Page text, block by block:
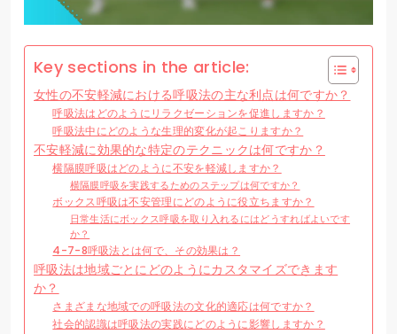
Key sections in the article:
女性の不安軽減における呼吸法の主な利点は何ですか？
呼吸法はどのようにリラクゼーションを促進しますか？
呼吸法中にどのような生理的変化が起こりますか？
不安軽減に効果的な特定のテクニックは何ですか？
横隔膜呼吸はどのように不安を軽減しますか？
横隔膜呼吸を実践するためのステップは何ですか？
ボックス呼吸は不安管理にどのように役立ちますか？
日常生活にボックス呼吸を取り入れるにはどうすればよいです
か？
4-7-8呼吸法とは何で、その効果は？
呼吸法は地域ごとにどのようにカスタマイズできます
か？
さまざまな地域での呼吸法の文化的適応は何ですか？
社会的認識は呼吸法の実践にどのように影響しますか？